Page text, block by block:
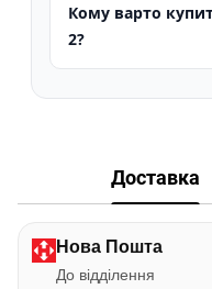
Кому варто
2?
Доставка
Нова Пошта
До відділення